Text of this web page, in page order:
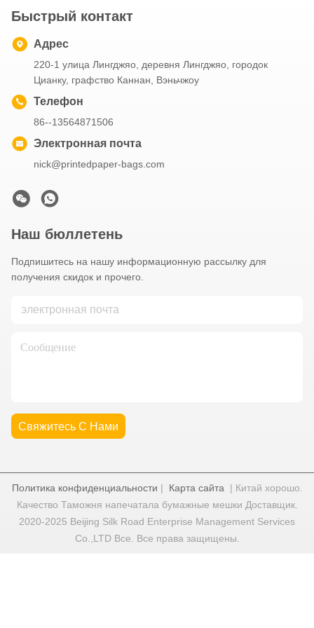
Быстрый контакт
Адрес
220-1 улица Лингджяо, деревня Лингджяо, городок
Цианку, графство Каннан, Вэньчжоу
Телефон
86--13564871506
Электронная почта
nick@printedpaper-bags.com
Наш бюллетень
Подпишитесь на нашу информационную рассылку для
получения скидок и прочего.
Свяжитесь С Нами
Политика конфиденциальности | Карта сайта | Китай хорошо.
Качество Таможня напечатала бумажные мешки Доставщик.
2020-2025 Beijing Silk Road Enterprise Management Services
Co.,LTD Все. Все права защищены.